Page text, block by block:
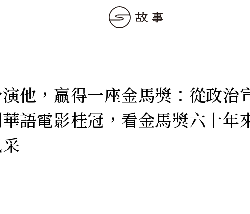
他，贏得一座金馬獎：從政治
語電影桂冠，看金馬獎六十年